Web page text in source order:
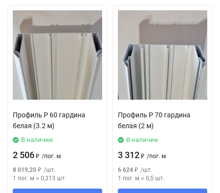
Профиль P 60 гардина
белая (3.2 м)
В наличии
2 506 ₽ /пог. м
8 019,20 ₽ /шт.
1 пог. м = 0,313 шт.
Профиль P 70 гардина
белая (2 м)
В наличии
3 312 ₽ /пог. м
6 624 ₽ /шт.
1 пог. м = 0,5 шт.